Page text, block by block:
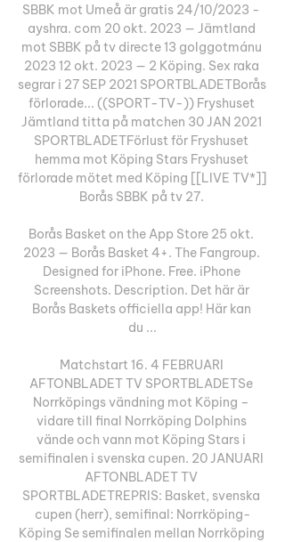
SBBK mot Umeå är gratis 24/10/2023 -
ayshra. com 20 okt. 2023 — Jämtland
mot SBBK på tv directe 13 golggotmánu
2023 12 okt. 2023 — 2 Köping. Sex raka
segrar i 27 SEP 2021 SPORTBLADETBorås
förlorade... ((SPORT-TV-)) Fryshuset
Jämtland titta på matchen 30 JAN 2021
SPORTBLADETFörlust för Fryshuset
hemma mot Köping Stars Fryshuset
förlorade mötet med Köping [[LIVE TV*]]
Borås SBBK på tv 27.
Borås Basket on the App Store 25 okt.
2023 — Borås Basket 4+. The Fangroup.
Designed for iPhone. Free. iPhone
Screenshots. Description. Det här är
Borås Baskets officiella app! Här kan
du ...
Matchstart 16. 4 FEBRUARI
AFTONBLADET TV SPORTBLADETSe
Norrköpings vändning mot Köping –
vidare till final Norrköping Dolphins
vände och vann mot Köping Stars i
semifinalen i svenska cupen. 20 JANUARI
AFTONBLADET TV
SPORTBLADETREPRIS: Basket, svenska
cupen (herr), semifinal: Norrköping-
Köping Se semifinalen mellan Norrköping